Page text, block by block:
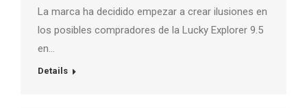
La marca ha decidido empezar a crear ilusiones en
los posibles compradores de la Lucky Explorer 9.5
en…
Details